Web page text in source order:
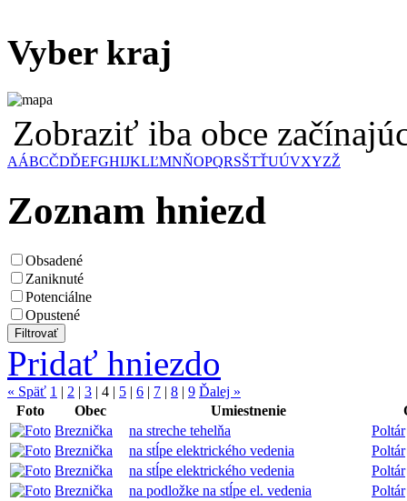
Vyber kraj
Zobraziť iba obce
AÁBCČDĎEFGHIJKLĽMNŇOPQRSŠTŤUÚVXYZŽ
Zoznam hniezd
Obsadené
Zaniknuté
Potenciálne
Opustené
Pridať hniezdo
« Späť 1 | 2 | 3 | 4 | 5 | 6 | 7 | 8 | 9 Ďalej »
Foto
Obec Umiestnenie
Breznička
na streche tehelňa
Poltár
Breznička
na stĺpe elektrického vedenia
Poltár
Breznička
na stĺpe elektrického vedenia
Poltár
Breznička
na podložke na stĺpe el. vedenia
Poltár